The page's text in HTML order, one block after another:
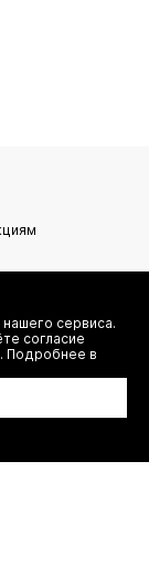
моих
получения
ООО 'БТ
сервиса.
согласие
Подробнее в